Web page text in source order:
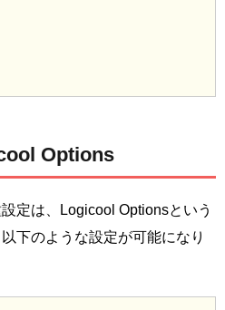
Options
定は、Logicool Optionsという
下のような設定が可能になり